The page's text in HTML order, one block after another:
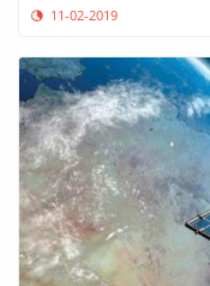
11-02-2019